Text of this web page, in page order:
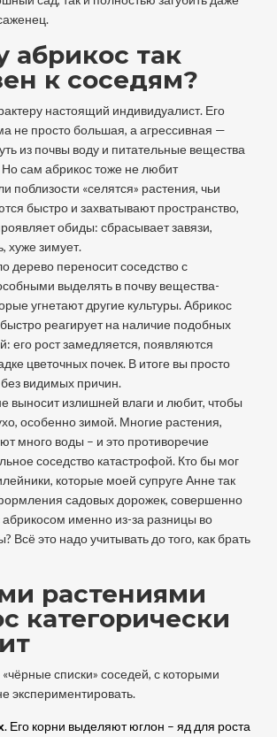
абрикос так
к соседям?
настоящий индивидуалист. Его
не просто большая, а агрессивная —
из почвы воду и питательные вещества
Но сам абрикос тоже не любит
поблизости «селятся» растения, чьи
быстро и захватывают пространство,
обиды: сбрасывает завязи,
хуже зимует.
дерево переносит соседство с
выделять в почву вещества-
угнетают другие культуры. Абрикос
быстро реагирует на наличие подобных
его рост замедляется, появляются
цветочных почек. В итоге вы просто
видимых причин.
выносит излишней влаги и любит, чтобы
особенно зимой. Многие растения,
много воды – и это противоречие
соседство катастрофой. Кто бы мог
которые моей супруге Анне так
садовых дорожек, совершенно
абрикосом именно из-за разницы во
Всё это надо учитывать до того, как брать
растениями
категорически
списки» соседей, с которыми
экспериментировать.
. Его корни выделяют юглон – яд для роста